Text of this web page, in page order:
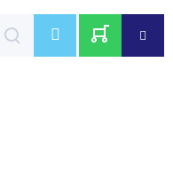
NÁKUPNÍ